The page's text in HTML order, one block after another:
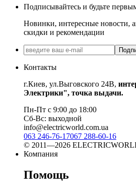
Подписывайтесь и будьте
Новинки, интересные новости,
скидки и рекомендации
Контакты
г.Киев, ул.Выговского 24В,
Электрики", точка выдачи.
Пн-Пт с 9:00 до 18:00
Сб-Вс: выходной
info@electricworld.com.ua
063 246-76-17067 288-60-16
© 2011—2026
Компания
Помощь